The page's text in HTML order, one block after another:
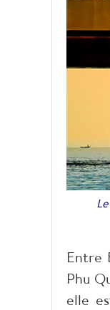
Entre
Phu
elle